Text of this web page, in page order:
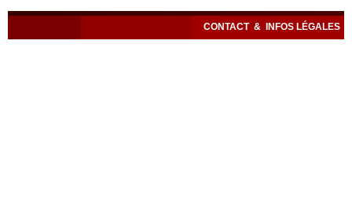
CONTACT & INFOS LÉGALES